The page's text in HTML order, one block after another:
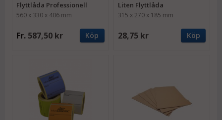
Flyttlåda Professionell
560 x 330 x 406 mm
Fr. 587,50 kr Köp
Liten Flyttlåda
315 x 270 x 185 mm
28,75 kr Köp